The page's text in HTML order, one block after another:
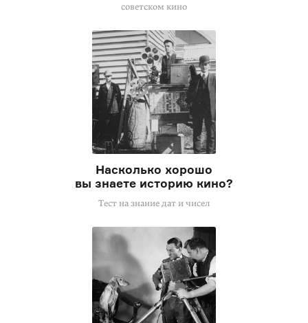
советском кино
Насколько хорошо
вы знаете историю кино?
Тест на знание дат и чисел